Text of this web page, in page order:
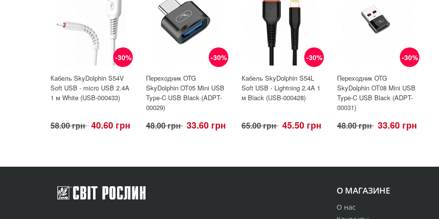
-30%
Кабель SkyDolphin S54V
Soft USB - micro USB 2.4A
1 м White (USB-000433)
58.00 грн 40.60 грн
-30%
Переходник OTG
SkyDolphin OT05 Mini USB
Type-C USB Black (ADPT-
00029)
48.00 грн 33.60 грн
-30%
Кабель SkyDolphin S54L
Soft USB - Lightning 2.4A 1
м Black (USB-000428)
65.00 грн 45.50 грн
-30%
Переходник OTG
SkyDolphin OT08 Mini USB
Type-C USB Black (ADPT-
00031)
48.00 грн 33.60 грн
О МАГАЗИНЕ
О нас